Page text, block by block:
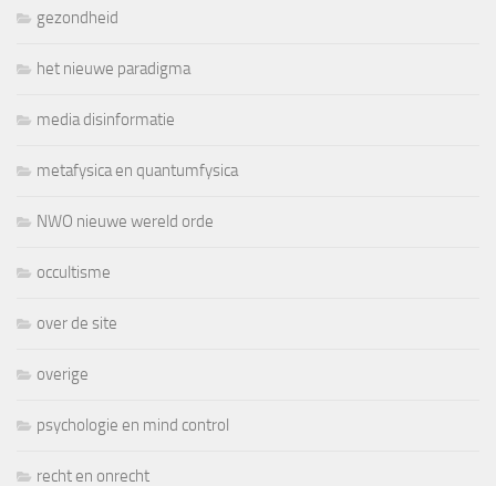
gezondheid
het nieuwe paradigma
media disinformatie
metafysica en quantumfysica
NWO nieuwe wereld orde
occultisme
over de site
overige
psychologie en mind control
recht en onrecht